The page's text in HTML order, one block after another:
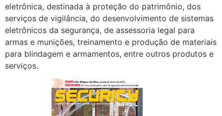
eletrônica, destinada à proteção do patrimônio, dos
serviços de vigilância, do desenvolvimento de sistemas
eletrônicos da segurança, de assessoria legal para
armas e munições, treinamento e produção de materiais
para blindagem e armamentos, entre outros produtos e
serviços.